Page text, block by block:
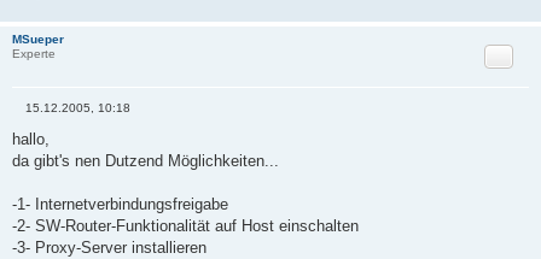
MSueper
Experte
Zitat
e
i
t
g
15.12.2005, 10:18
hallo,
da gibt's nen Dutzend Möglichkeiten...
-1- Internetverbindungsfreigabe
-2- SW-Router-Funktionalität auf Host einschalten
-3- Proxy-Server installieren